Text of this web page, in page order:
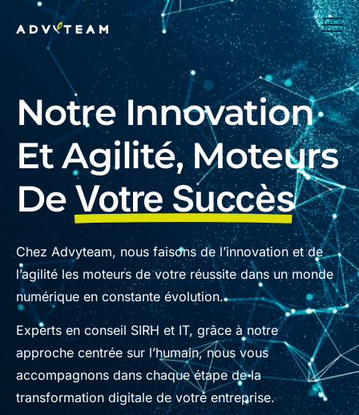
Notre Innovation
Et Agilité, Moteurs
De Votre Succès
Chez Advyteam, nous faisons de l’innovation et de
l’agilité les moteurs de votre réussite dans un monde
numérique en constante évolution.
Experts en conseil SIRH et IT, grâce à notre
approche centrée sur l’humain, nous vous
accompagnons dans chaque étape de la
transformation digitale de votre entreprise.